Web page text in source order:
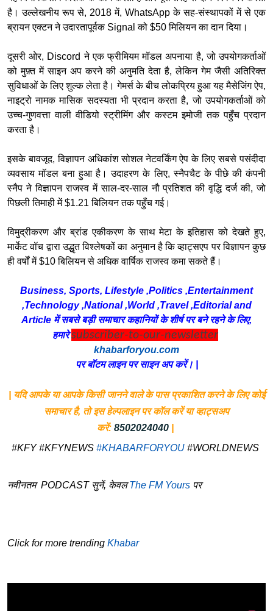
है। उल्लेखनीय रूप से, 2018 में, WhatsApp के सह-संस्थापकों में से एक
ब्रायन एक्टन ने उदारतापूर्वक Signal को $50 मिलियन का दान दिया।
दूसरी ओर, Discord ने एक फ्रीमियम मॉडल अपनाया है, जो उपयोगकर्ताओं
को मुफ़्त में साइन अप करने की अनुमति देता है, लेकिन गेम जैसी अतिरिक्त
सुविधाओं के लिए शुल्क लेता है। गेमर्स के बीच लोकप्रिय हुआ यह मैसेजिंग ऐप,
नाइट्रो नामक मासिक सदस्यता भी प्रदान करता है, जो उपयोगकर्ताओं को
उच्च-गुणवत्ता वाली वीडियो स्ट्रीमिंग और कस्टम इमोजी तक पहुँच प्रदान
करता है।
इसके बावजूद, विज्ञापन अधिकांश सोशल नेटवर्किंग ऐप के लिए सबसे पसंदीदा
व्यवसाय मॉडल बना हुआ है। उदाहरण के लिए, स्नैपचैट के पीछे की कंपनी
स्नैप ने विज्ञापन राजस्व में साल-दर-साल नौ प्रतिशत की वृद्धि दर्ज की, जो
पिछली तिमाही में $1.21 बिलियन तक पहुँच गई।
विमुद्रीकरण और ब्रांड एकीकरण के साथ मेटा के इतिहास को देखते हुए,
मार्केट वॉच द्वारा उद्धृत विश्लेषकों का अनुमान है कि व्हाट्सएप पर विज्ञापन कुछ
ही वर्षों में $10 बिलियन से अधिक वार्षिक राजस्व कमा सकते हैं।
Business, Sports, Lifestyle ,Politics ,Entertainment
,Technology ,National ,World ,Travel ,Editorial and
Article में सबसे बड़ी समाचार कहानियों के शीर्ष पर बने रहने के लिए,
हमारेsubscriber-to-our-newsletter
khabarforyou.com
पर बॉटम लाइन पर साइन अप करें। |
| यदि आपके या आपके किसी जानने वाले के पास प्रकाशित करने के लिए कोई
समाचार है, तो इस हेल्पलाइन पर कॉल करें या व्हाट्सअप
करें: 8502024040
#KFY #KFYNEWS #KHABARFORYOU #WORLDNEWS
नवीनतम PODCAST सुनें, केवलThe FM Yours पर
Click for more trending Khabar